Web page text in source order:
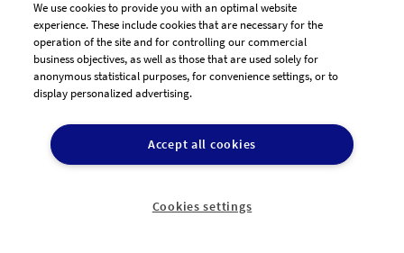
vielleicht ein bisschen frech. Soll unter Umständen
mit einem traditionsreichen (altbackenen)
Weinkellerei Weinkönig Logo kombinierbar sein..
Entwürfe
400,00€
Preisgeld
Logo-Design für
We use cookies to provide you with an optimal website
experience. These include cookies that are necessary for the
operation of the site and for controlling our commercial
business objectives, as well as those that are used solely for
anonymous statistical purposes, for convenience settings, or to
display personalized advertising.
Accept all cookies
Cookies settings